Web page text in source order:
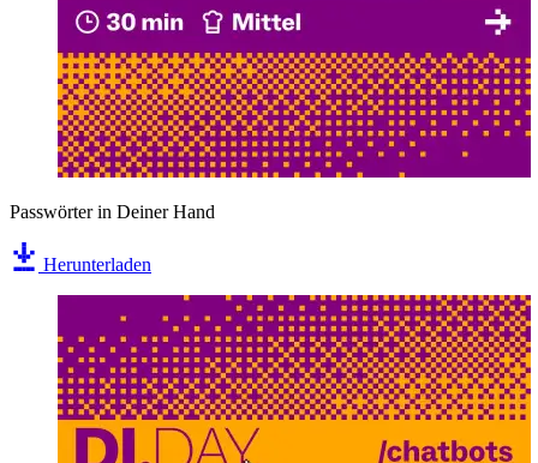
Passwörter in Deiner Hand
Herunterladen